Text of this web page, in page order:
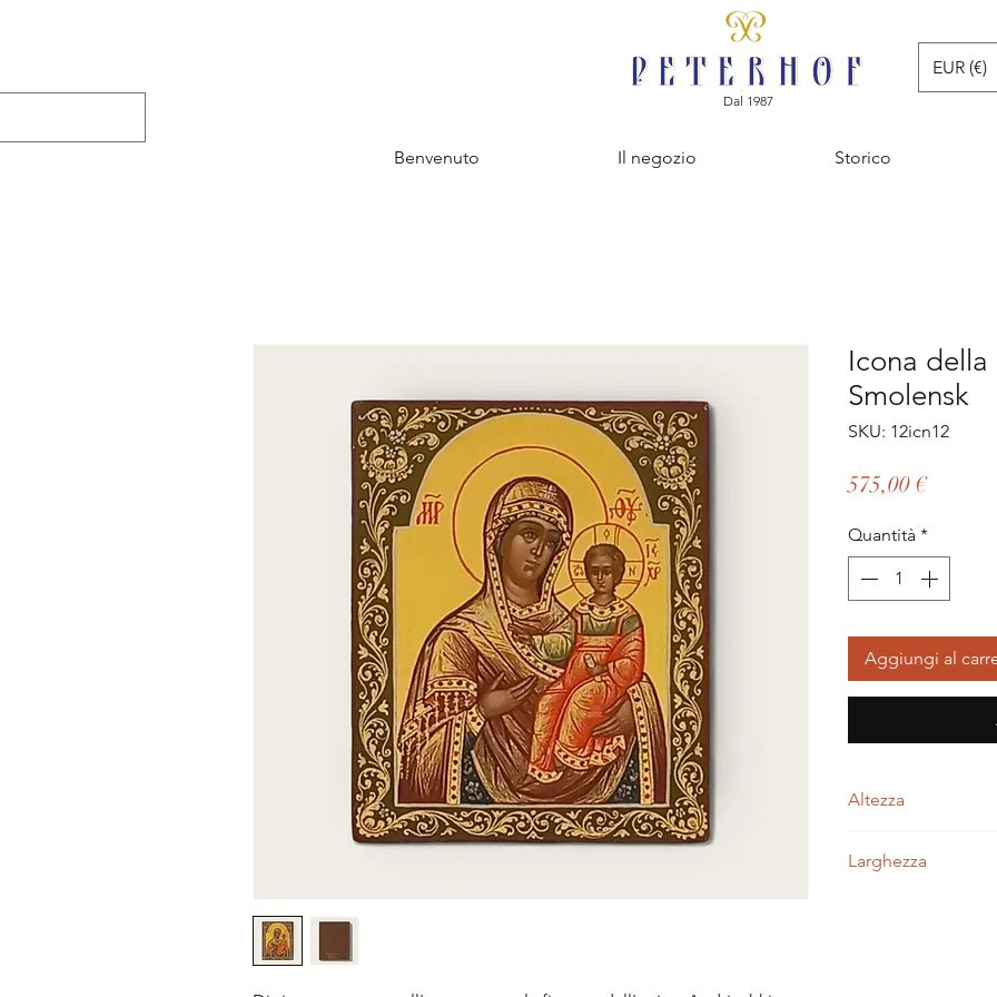
EUR (€)
Dal 1987
Benvenuto Il negozio Storico
Icona
Smolensk
SKU: 12icn12
575,00 €Prezzo
Quantità *
Aggiungi al
Altezza
Larghezza